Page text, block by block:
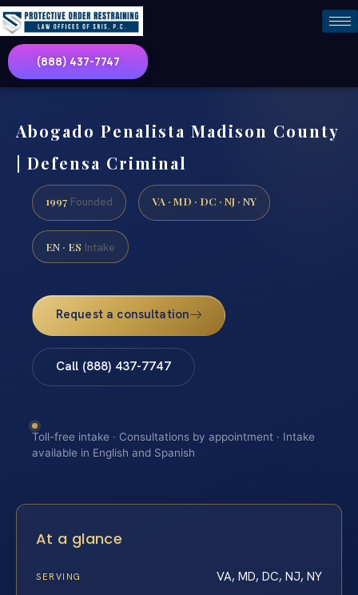
(888) 437-7747
Abogado Penalista Madison County
| Defensa Criminal
1997 Founded VA · MD · DC · NJ · NY
EN · ES Intake
Request a consultation
Call (888) 437-7747
Toll-free intake · Consultations by appointment · Intake
available in English and Spanish
At a glance
SERVING VA, MD, DC, NJ, NY